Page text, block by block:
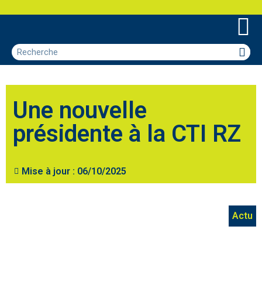
Une nouvelle
présidente à la CTI RZ
Mise à jour : 06/10/2025
Actu